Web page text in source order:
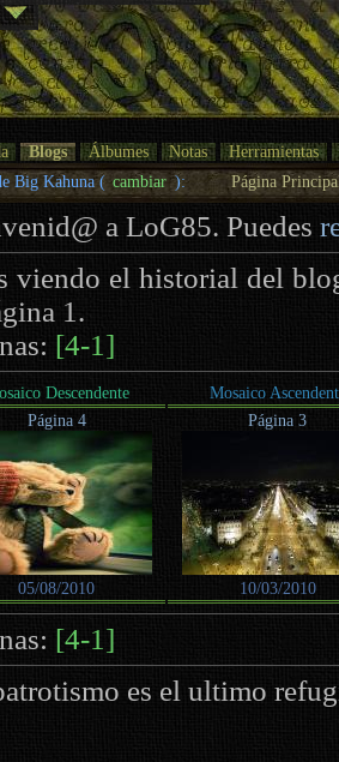
Blogs Álbumes Notas
Herramientas
Big Kahuna ( cambiar ): Página
a LoG85. Puedes
viendo el historial del
1.
[4-1]
Descendente
Mosaico
Página 4
05/08/2010
Página 3
10/03/2010
[4-1]
es el ultimo